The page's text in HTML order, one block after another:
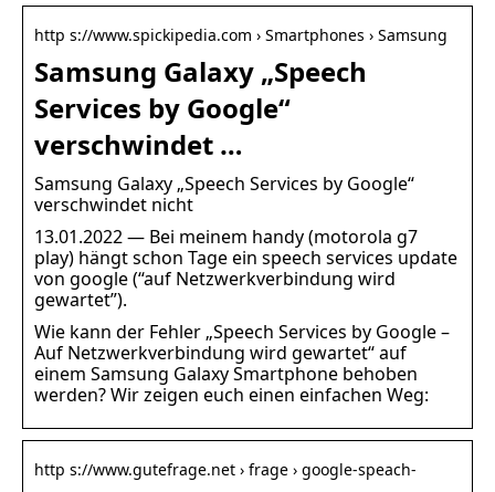
http s://www.spickipedia.com › Smartphones › Samsung
Samsung Galaxy „Speech
Services by Google“
verschwindet …
Samsung Galaxy „Speech Services by Google“
verschwindet nicht
13.01.2022 — Bei meinem handy (motorola g7
play) hängt schon Tage ein speech services update
von google (“auf Netzwerkverbindung wird
gewartet”).
Wie kann der Fehler „Speech Services by Google –
Auf Netzwerkverbindung wird gewartet“ auf
einem Samsung Galaxy Smartphone behoben
werden? Wir zeigen euch einen einfachen Weg:
http s://www.gutefrage.net › frage › google-speach-